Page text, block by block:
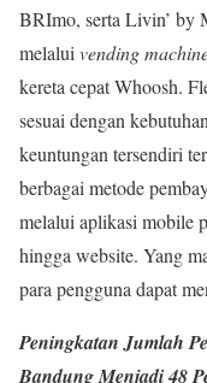
BRImo, serta Livin’ by
melaluivending
kereta cepat Whoosh.
sesuai dengan
keuntungan tersendiri
berbagai metode
melalui aplikasi mobile
hingga website. Yang
para pengguna dapat
Peningkatan Jumlah
Bandung Menjadi 48